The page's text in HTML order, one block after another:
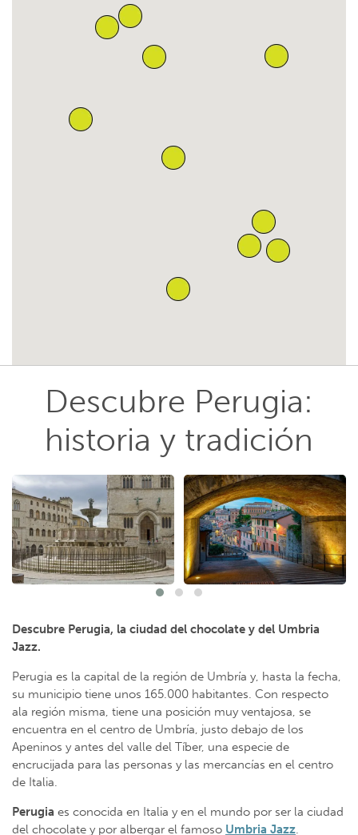
Descubre Perugia:
historia y tradición
Descubre Perugia, la ciudad del chocolate y del Umbria
Jazz.
Perugia es la capital de la región de Umbría y, hasta la fecha,
su municipio tiene unos 165.000 habitantes. Con respecto
ala región misma, tiene una posición muy ventajosa, se
encuentra en el centro de Umbría, justo debajo de los
Apeninos y antes del valle del Tíber, una especie de
encrucijada para las personas y las mercancías en el centro
de Italia.
Perugia es conocida en Italia y en el mundo por ser la ciudad
del chocolate y por albergar el famoso Umbria Jazz.